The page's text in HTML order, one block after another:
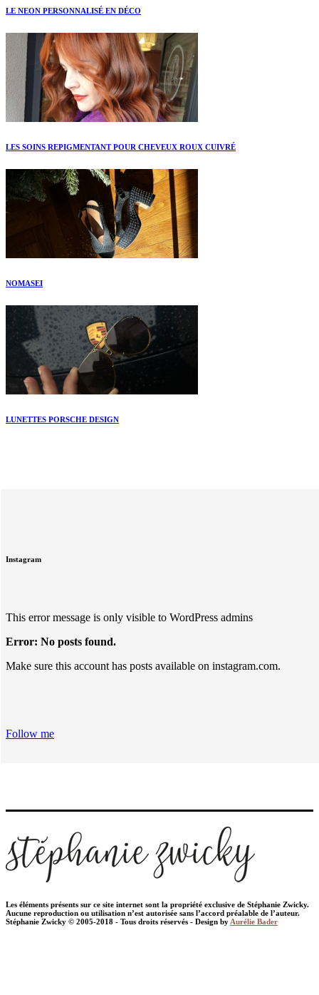
LE NEON PERSONNALISÉ EN DÉCO
LES SOINS REPIGMENTANT POUR CHEVEUX ROUX CUIVRÉ
NOMASEI
LUNETTES PORSCHE DESIGN
Instagram
This error message is only visible to WordPress admins
Error: No posts found.
Make sure this account has posts available on instagram.com.
Follow me
Les éléments présents sur ce site internet sont la propriété exclusive de Stéphanie Zwicky.
Aucune reproduction ou utilisation n’est autorisée sans l’accord préalable de l’auteur.
Stéphanie Zwicky © 2005-2018 - Tous droits réservés - Design by Aurélie Bader